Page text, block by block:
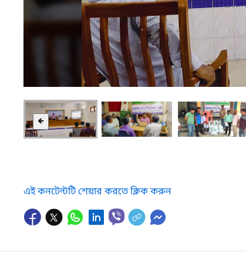
🡸
এই কনটেন্টটি শেয়ার করতে ক্লিক করুন